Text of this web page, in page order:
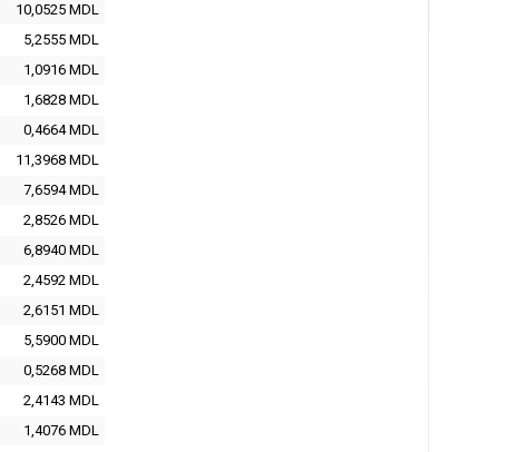
10,0525 MDL
5,2555 MDL
1,0916 MDL
1,6828 MDL
0,4664 MDL
11,3968 MDL
7,6594 MDL
2,8526 MDL
6,8940 MDL
2,4592 MDL
2,6151 MDL
5,5900 MDL
0,5268 MDL
2,4143 MDL
1,4076 MDL